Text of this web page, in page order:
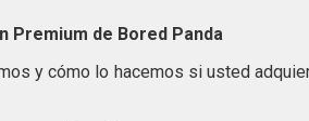
Premium de Bored Panda
y cómo lo hacemos si usted